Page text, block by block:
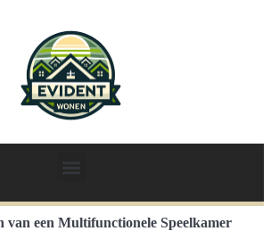
van een Multifunctionele Speelkamer